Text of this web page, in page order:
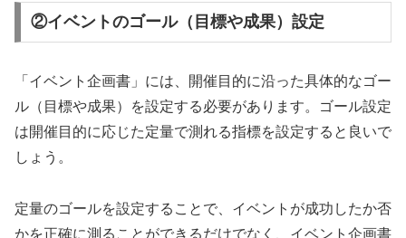
②イベントのゴール（目標や成果）設定
「イベント企画書」には、開催目的に沿った具体的なゴー
ル（目標や成果）を設定する必要があります。ゴール設定
は開催目的に応じた定量で測れる指標を設定すると良いで
しょう。
定量のゴールを設定することで、イベントが成功したか否
かを正確に測ることができるだけでなく、イベント企画書